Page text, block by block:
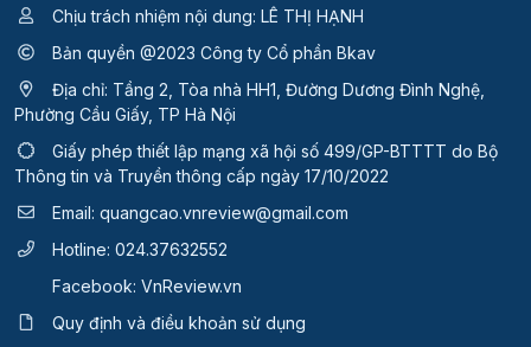
Khođiều hòa FunikiThái Lan
áo roblox cute 2026
Chịu trách nhiệm nội dung: LÊ THỊ HẠNH
Bản quyền @2023 Công ty Cổ phần Bkav
Địa chỉ: Tầng 2, Tòa nhà HH1, Đường Dương Đình Nghệ,
Phường Cầu Giấy, TP Hà Nội
Giấy phép thiết lập mạng xã hội số 499/GP-BTTTT do Bộ
Thông tin và Truyền thông cấp ngày 17/10/2022
Email: quangcao.vnreview@gmail.com
Hotline: 024.37632552
Facebook: VnReview.vn
Quy định và điều khoản sử dụng